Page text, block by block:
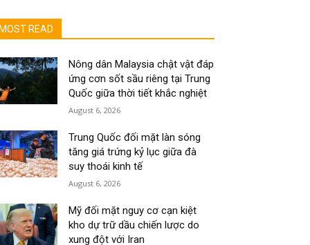
MOST READ
Nông dân Malaysia chật vật đáp
ứng cơn sốt sầu riêng tại Trung
Quốc giữa thời tiết khắc nghiệt
August 6, 2026
Trung Quốc đối mặt làn sóng
tăng giá trứng kỷ lục giữa đà
suy thoái kinh tế
August 6, 2026
Mỹ đối mặt nguy cơ cạn kiệt
kho dự trữ dầu chiến lược do
xung đột với Iran